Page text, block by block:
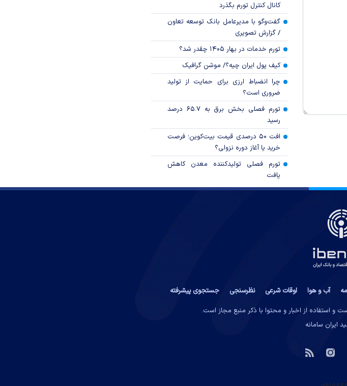
کانال کنترل تورم بگذرد
گفت‌وگو با مدیرعامل بانک توسعه تعاون
/ گزارش تصویری
تورم خدمات در بهار ۱۴۰۵ چقدر شد؟
کیف پول ایران چیه؟/ موشن گرافیک
چرا انضباط ارزی برای حمایت از تولید
ضروری است؟
تورم فصلی بخش برق به ۶۵.۷ درصد
رسید
افت ۵۰ درصدی قیمت بیت‌کوین؛ فرصت
خرید یا آغاز دوره نزولی؟
تورم فصلی تولیدکننده معدن کاهش
یافت
آب و هوا اوقات شرعی نظرسنجی
جستجوی پیشرفته
و استفاده از اخبار و محتوا با ذکر منبع مجاز است.
ایران سامانه